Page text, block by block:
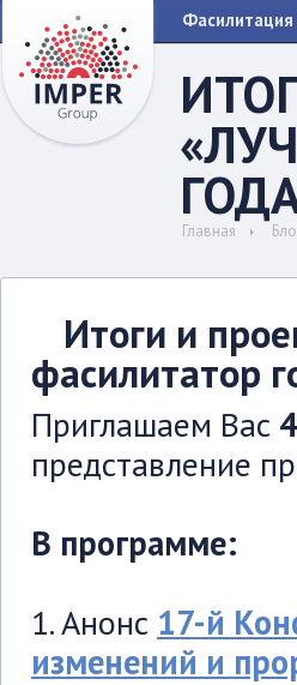
Фасилитация
Главная
Итоги и
фасилитатор
Приглашаем Вас
представление
В программе:
1. Анонс 17-й
изменений и